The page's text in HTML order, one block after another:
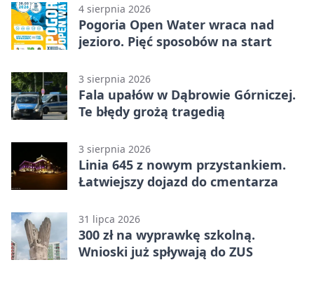
4 sierpnia 2026
Pogoria Open Water wraca nad
jezioro. Pięć sposobów na start
3 sierpnia 2026
Fala upałów w Dąbrowie Górniczej.
Te błędy grożą tragedią
3 sierpnia 2026
Linia 645 z nowym przystankiem.
Łatwiejszy dojazd do cmentarza
31 lipca 2026
300 zł na wyprawkę szkolną.
Wnioski już spływają do ZUS